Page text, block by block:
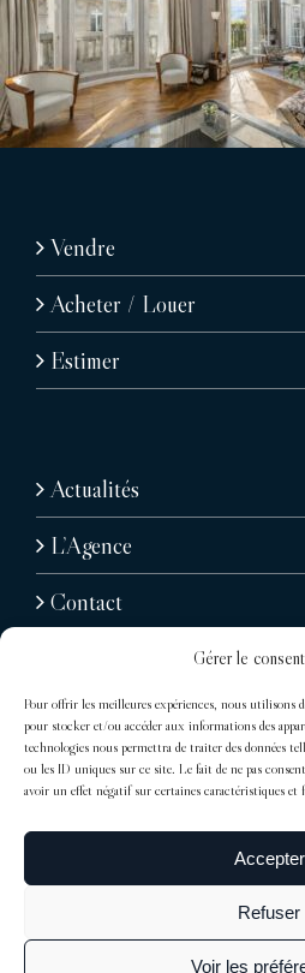
Gérer le
Pour offrir les meilleures expériences, nous utilisons
pour stocker et/ou accéder aux informations des
technologies nous permettra de traiter des données
ou les ID uniques sur ce site. Le fait de ne pas
avoir un effet négatif sur certaines caractéristiques et
Accepter
Refuser
Voir les
Vendre
Acheter / Louer
Estimer
Actualités
L’Agence
Contact
31, avenue
75116 Paris
Tél : + 33 (0)1